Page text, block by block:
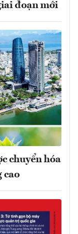
đoạn mới
chuyển hóa
cao